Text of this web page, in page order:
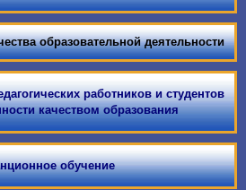
образовательной деятельности
работников и студентов
качеством образования
обучение